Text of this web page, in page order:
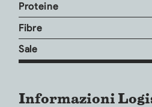
Proteine
Fibre
Sale
Informazioni